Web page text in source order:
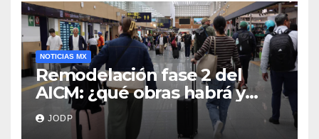
NOTICIAS MX
Remodelación fase 2 del
AICM: ¿qué obras habrá y
afectarán los vuelos durante
2026 y 2027?
JODP